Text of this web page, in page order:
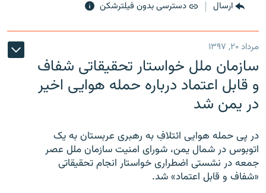
ارسال دسترسی بدون فیلترشکن
مرداد ۲۰, ۱۳۹۷
سازمان ملل خواستار تحقیقاتی شفاف
و قابل اعتماد درباره حمله هوایی اخیر
در یمن شد
در پی حمله هوایی ائتلافِ به رهبری عربستان به یک
اتوبوس در شمال یمن، شورای امنیت سازمان ملل عصر
جمعه در نشستی اضطراری خواستار انجام تحقیقاتی
«شفاف و قابل اعتماد» شد.